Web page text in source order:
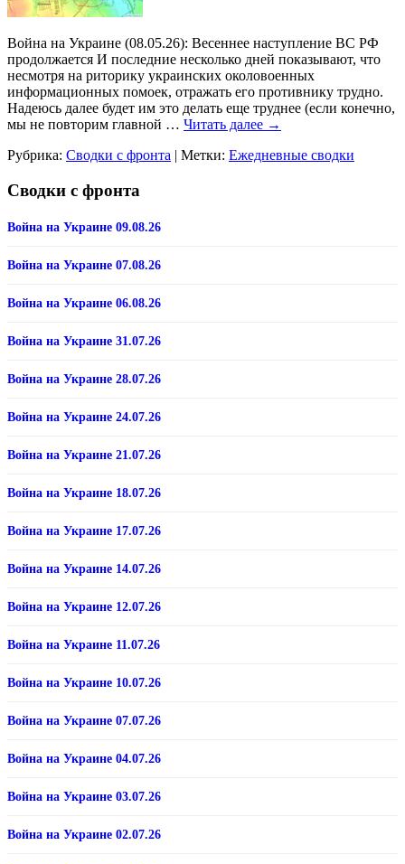
Война на Украине (08.05.26): Весеннее наступление ВС РФ
продолжается И последние несколько дней показывают, что
несмотря на риторику украинских околовоенных
информационных помоек, отражать его противнику трудно.
Надеюсь далее будет им это делать еще труднее (если конечно,
мы не повторим главной … Читать далее →
Рубрика: Сводки с фронта Метки: Ежедневные сводки
Сводки с фронта
Война на Украине 09.08.26
Война на Украине 07.08.26
Война на Украине 06.08.26
Война на Украине 31.07.26
Война на Украине 28.07.26
Война на Украине 24.07.26
Война на Украине 21.07.26
Война на Украине 18.07.26
Война на Украине 17.07.26
Война на Украине 14.07.26
Война на Украине 12.07.26
Война на Украине 11.07.26
Война на Украине 10.07.26
Война на Украине 07.07.26
Война на Украине 04.07.26
Война на Украине 03.07.26
Война на Украине 02.07.26